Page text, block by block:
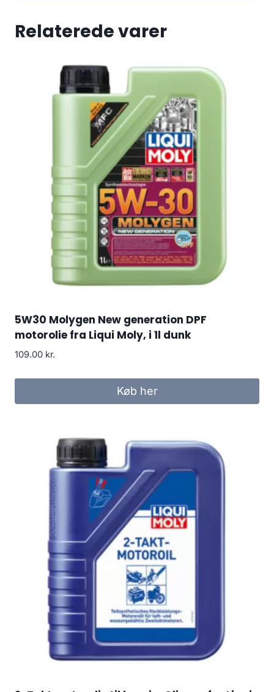
Relaterede varer
5W30 Molygen New generation DPF
motorolie fra Liqui Moly, i 1l dunk
109.00 kr.
Køb her